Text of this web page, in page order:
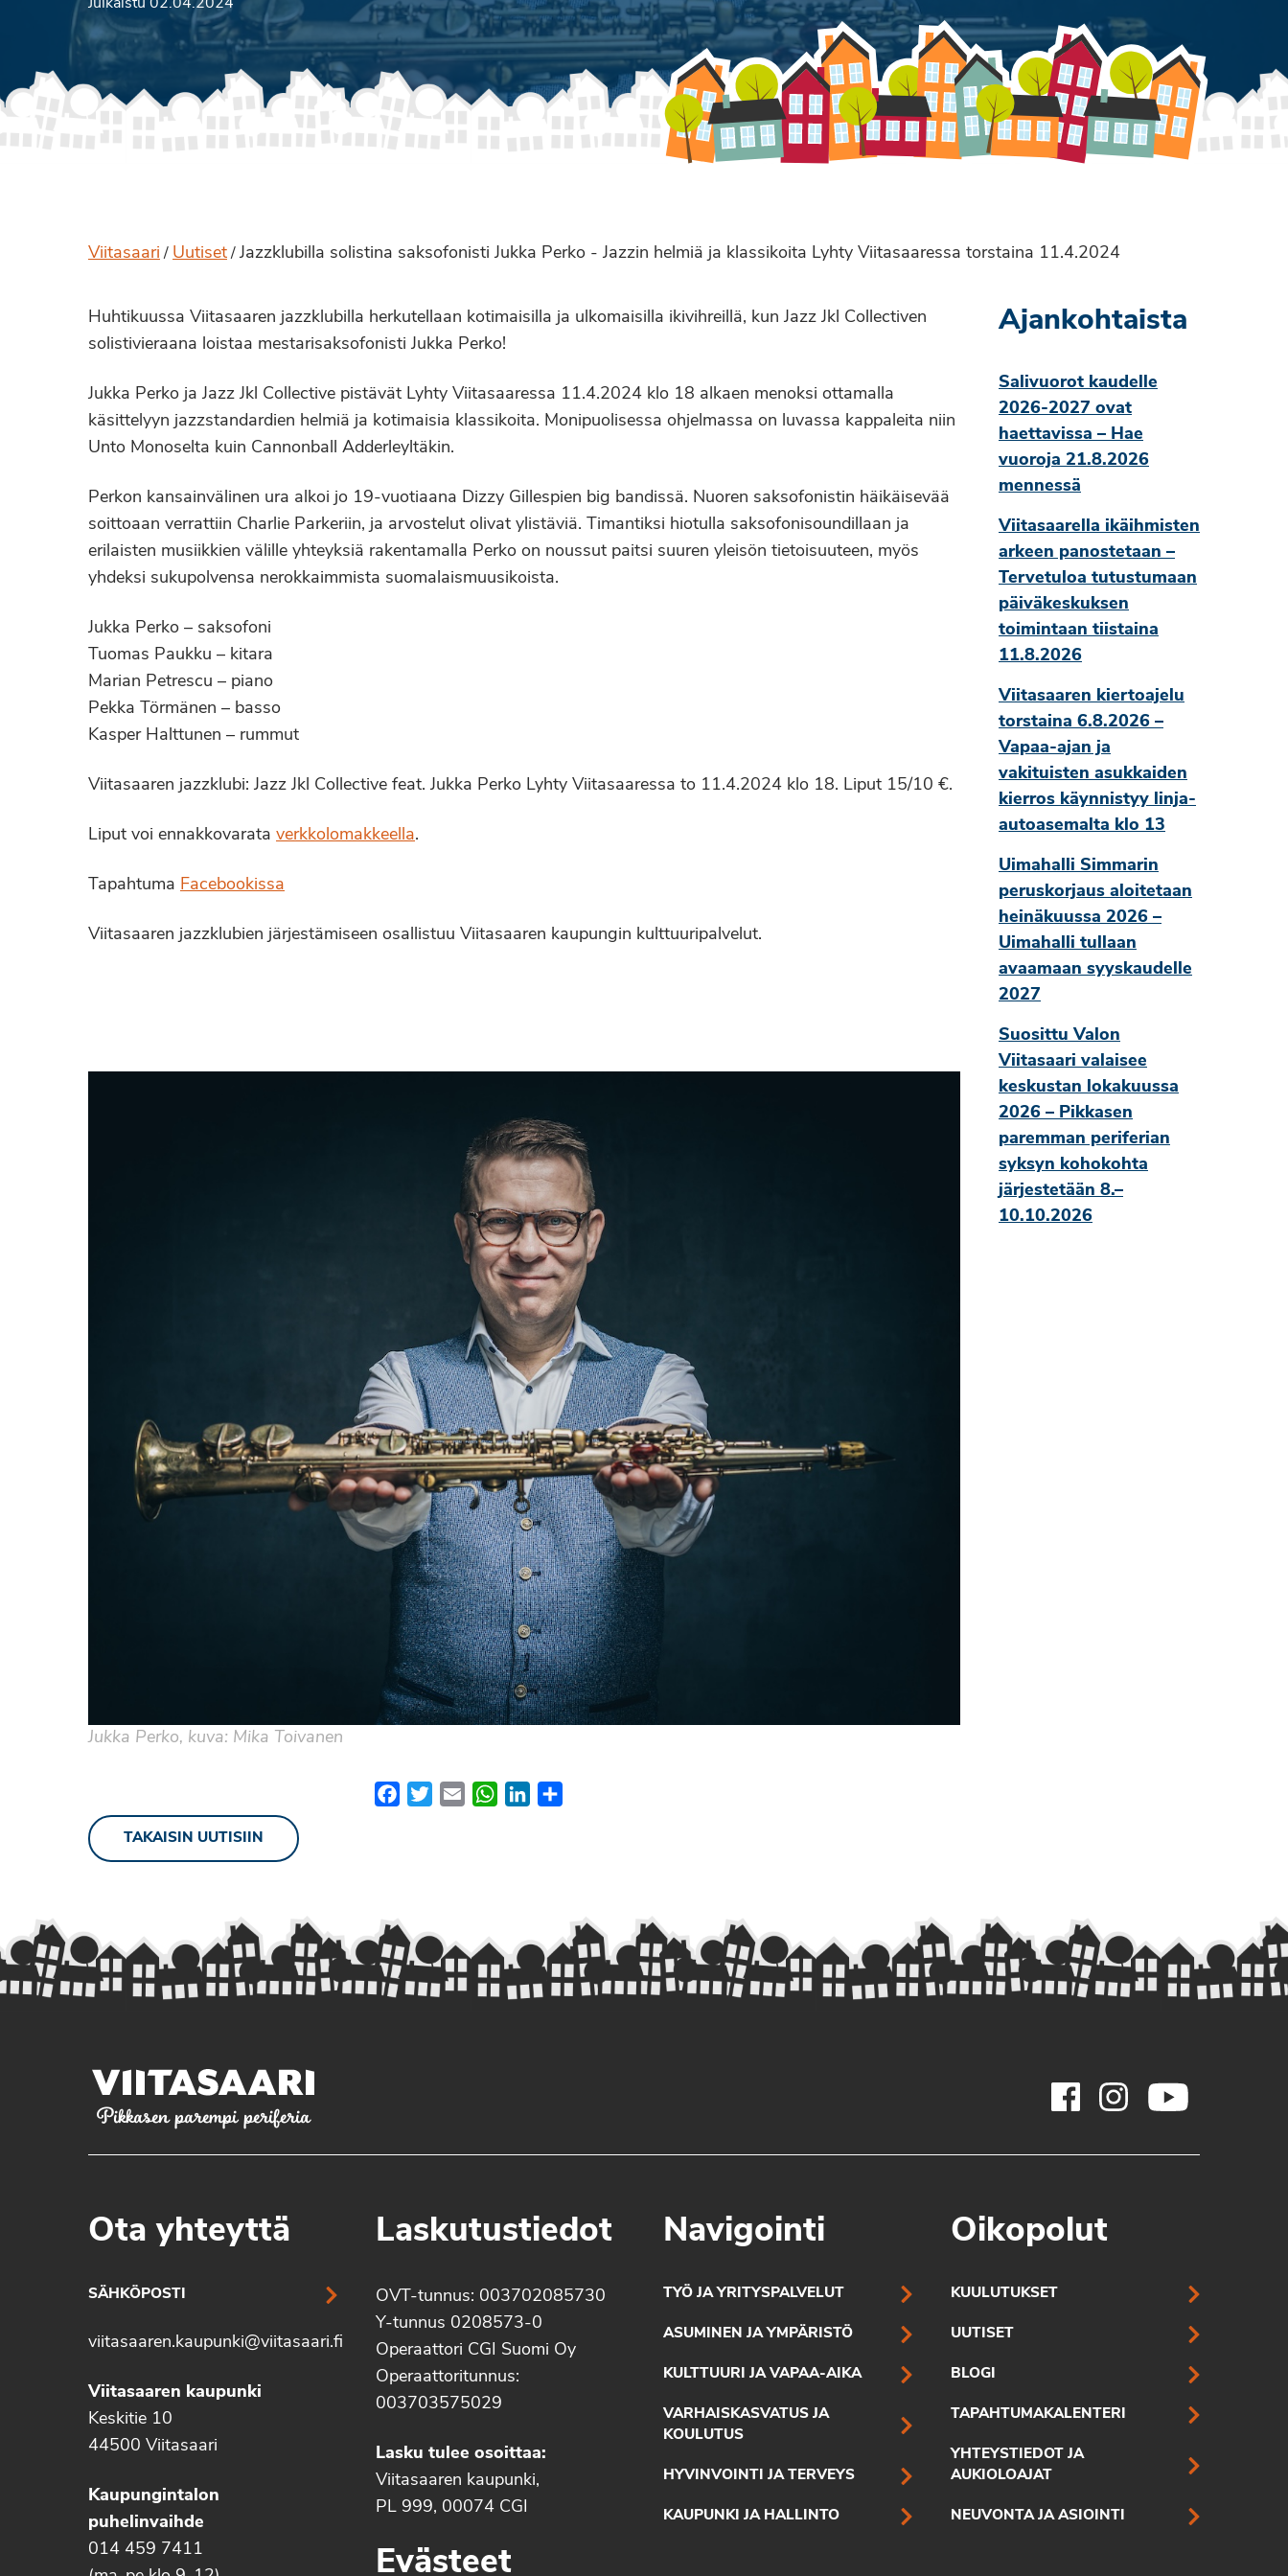
Julkaistu 02.04.2024
Viitasaari / Uutiset / Jazzklubilla solistina saksofonisti Jukka Perko - Jazzin helmiä ja klassikoita Lyhty Viitasaaressa torstaina 11.4.2024
Huhtikuussa Viitasaaren jazzklubilla herkutellaan kotimaisilla ja ulkomaisilla ikivihreillä, kun Jazz Jkl Collectiven
solistivieraana loistaa mestarisaksofonisti Jukka Perko!
Jukka Perko ja Jazz Jkl Collective pistävät Lyhty Viitasaaressa 11.4.2024 klo 18 alkaen menoksi ottamalla
käsittelyyn jazzstandardien helmiä ja kotimaisia klassikoita. Monipuolisessa ohjelmassa on luvassa kappaleita niin
Unto Monoselta kuin Cannonball Adderleyltäkin.
Perkon kansainvälinen ura alkoi jo 19-vuotiaana Dizzy Gillespien big bandissä. Nuoren saksofonistin häikäisevää
soittoaan verrattiin Charlie Parkeriin, ja arvostelut olivat ylistäviä. Timantiksi hiotulla saksofonisoundillaan ja
erilaisten musiikkien välille yhteyksiä rakentamalla Perko on noussut paitsi suuren yleisön tietoisuuteen, myös
yhdeksi sukupolvensa nerokkaimmista suomalaismuusikoista.
Jukka Perko – saksofoni
Tuomas Paukku – kitara
Marian Petrescu – piano
Pekka Törmänen – basso
Kasper Halttunen – rummut
Viitasaaren jazzklubi: Jazz Jkl Collective feat. Jukka Perko Lyhty Viitasaaressa to 11.4.2024 klo 18. Liput 15/10 €.
Liput voi ennakkovarata verkkolomakkeella.
Tapahtuma Facebookissa
Viitasaaren jazzklubien järjestämiseen osallistuu Viitasaaren kaupungin kulttuuripalvelut.
Jukka Perko, kuva: Mika Toivanen
FacebookTwitterEmail WhatsApp
LinkedIn
TAKAISIN UUTISIIN
Ajankohtaista
Salivuorot kaudelle
2026-2027 ovat
haettavissa – Hae
vuoroja 21.8.2026
mennessä
Viitasaarella ikäihmisten
arkeen panostetaan –
Tervetuloa tutustumaan
päiväkeskuksen
toimintaan tiistaina
11.8.2026
Viitasaaren kiertoajelu
torstaina 6.8.2026 –
Vapaa-ajan ja
vakituisten asukkaiden
kierros käynnistyy linja-
autoasemalta klo 13
Uimahalli Simmarin
peruskorjaus aloitetaan
heinäkuussa 2026 –
Uimahalli tullaan
avaamaan syyskaudelle
2027
Suosittu Valon
Viitasaari valaisee
keskustan lokakuussa
2026 – Pikkasen
paremman periferian
syksyn kohokohta
järjestetään 8.–
10.10.2026
Pikkasen parempi periferia
Ota yhteyttä
SÄHKÖPOSTI
viitasaaren.kaupunki@viitasaari.fi
Viitasaaren kaupunki
Keskitie 10
44500 Viitasaari
Kaupungintalon
puhelinvaihde
014 459 7411
Laskutustiedot
OVT-tunnus: 003702085730
Y-tunnus 0208573-0
Operaattori CGI Suomi Oy
Operaattoritunnus:
003703575029
Lasku tulee osoittaa:
Viitasaaren kaupunki,
PL 999, 00074 CGI
Evästeet
Navigointi
TYÖ JA YRITYSPALVELUT
ASUMINEN JA YMPÄRISTÖ
KULTTUURI JA VAPAA-AIKA
VARHAISKASVATUS JA
KOULUTUS
HYVINVOINTI JA TERVEYS
KAUPUNKI JA HALLINTO
Oikopolut
KUULUTUKSET
UUTISET
BLOGI
TAPAHTUMAKALENTERI
YHTEYSTIEDOT JA
AUKIOLOAJAT
NEUVONTA JA ASIOINTI